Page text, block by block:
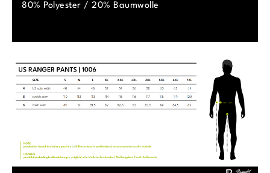
80% Polyester / 20% Baumwolle